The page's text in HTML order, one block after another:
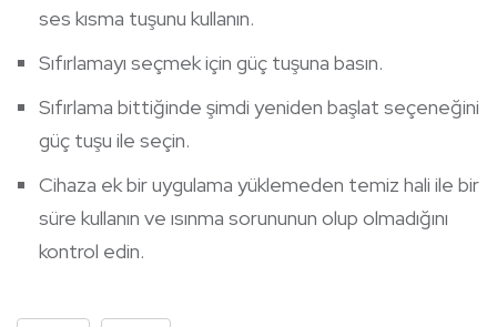
ses kısma tuşunu kullanın.
Sıfırlamayı seçmek için güç tuşuna basın.
Sıfırlama bittiğinde şimdi yeniden başlat seçeneğini
güç tuşu ile seçin.
Cihaza ek bir uygulama yüklemeden temiz hali ile bir
süre kullanın ve ısınma sorununun olup olmadığını
kontrol edin.